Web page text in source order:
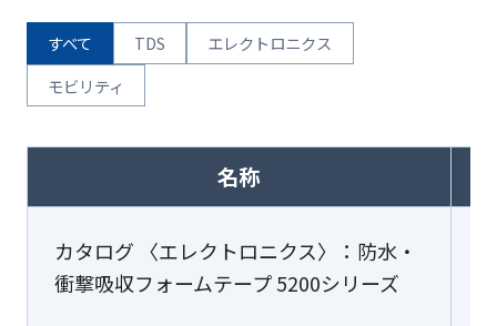
すべて TDS
エレクトロニクス
モビリティ
名称
カタログ 〈エレクトロニクス〉：防水・
衝撃吸収フォームテープ 5200シリーズ